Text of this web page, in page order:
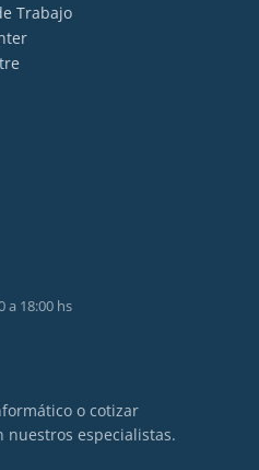
Trabajo
a 18:00 hs
o cotizar
nuestros especialistas.